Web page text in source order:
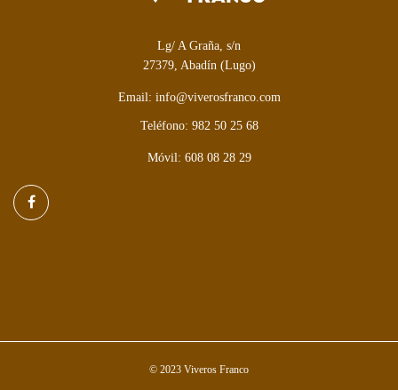
Lg/ A Graña, s/n
27379, Abadín (Lugo)
Email: info@viverosfranco.com
Teléfono: 982 50 25 68
Móvil: 608 08 28 29
© 2023 Viveros Franco